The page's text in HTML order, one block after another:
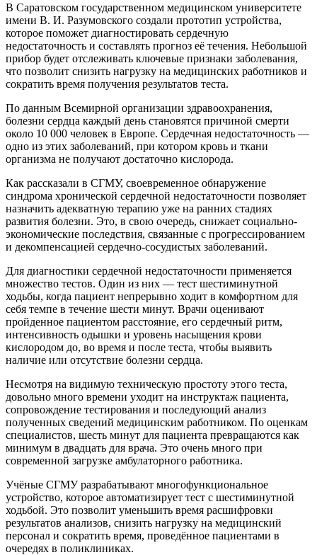
В Саратовском государственном медицинском университете
имени В. И. Разумовского создали прототип устройства,
которое поможет диагностировать сердечную
недостаточность и составлять прогноз её течения. Небольшой
прибор будет отслеживать ключевые признаки заболевания,
что позволит снизить нагрузку на медицинских работников и
сократить время получения результатов теста.
По данным Всемирной организации здравоохранения,
болезни сердца каждый день становятся причиной смерти
около 10 000 человек в Европе. Сердечная недостаточность —
одно из этих заболеваний, при котором кровь и ткани
организма не получают достаточно кислорода.
Как рассказали в СГМУ, своевременное обнаружение
синдрома хронической сердечной недостаточности позволяет
назначить адекватную терапию уже на ранних стадиях
развития болезни. Это, в свою очередь, снижает социально-
экономические последствия, связанные с прогрессированием
и декомпенсацией сердечно-сосудистых заболеваний.
Для диагностики сердечной недостаточности применяется
множество тестов. Один из них — тест шестиминутной
ходьбы, когда пациент непрерывно ходит в комфортном для
себя темпе в течение шести минут. Врачи оценивают
пройденное пациентом расстояние, его сердечный ритм,
интенсивность одышки и уровень насыщения крови
кислородом до, во время и после теста, чтобы выявить
наличие или отсутствие болезни сердца.
Несмотря на видимую техническую простоту этого теста,
довольно много времени уходит на инструктаж пациента,
сопровождение тестирования и последующий анализ
полученных сведений медицинским работником. По оценкам
специалистов, шесть минут для пациента превращаются как
минимум в двадцать для врача. Это очень много при
современной загрузке амбулаторного работника.
Учёные СГМУ разрабатывают многофункциональное
устройство, которое автоматизирует тест с шестиминутной
ходьбой. Это позволит уменьшить время расшифровки
результатов анализов, снизить нагрузку на медицинский
персонал и сократить время, проведённое пациентами в
очередях в поликлиниках.